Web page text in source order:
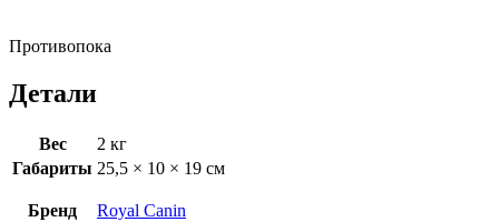
Противопока
Детали
Вес
2 кг
Габариты 25,5 × 10 × 19 см
Бренд Royal Canin